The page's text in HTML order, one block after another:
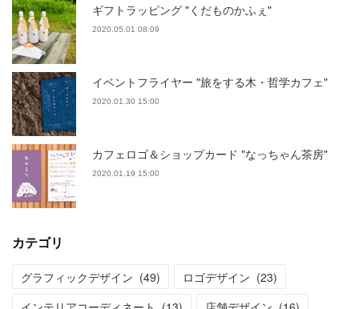
ギフトラッピング "くだものかふぇ"
2020.05.01 08:09
イベントフライヤー "旅をする木・哲学カフェ"
2020.01.30 15:00
カフェロゴ＆ショップカード "なっちゃん茶房"
2020.01.19 15:00
カテゴリ
グラフィックデザイン (49) ロゴデザイン (23)